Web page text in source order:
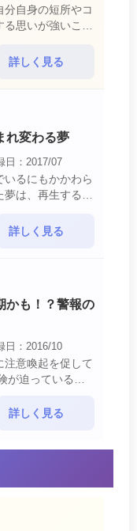
分自身の短所やコ
思いが強いこと
スを的確に認識し
詳しく見る
れ変わる夢
日：2017/07
いるにもかかわら
は、再生する夢
ての運気が上昇し
詳しく見る
かも！？警報の
日：2016/10
注意喚起を促して
必要です。 ま
詳しく見る